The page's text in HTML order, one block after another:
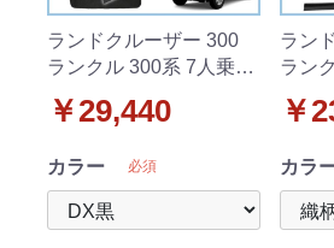
ランドクルーザー 300
ランクル 300系 7人乗り
マット&ドアバイザー
￥29,440
カラー 必須
ラン
ラン
ザー 織柄シリーズ 社外
￥
カラ